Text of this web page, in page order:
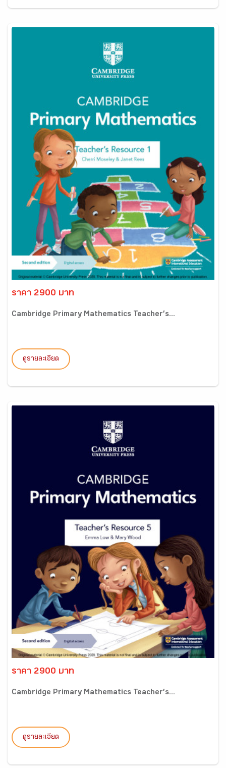
ราคา 2900 บาท
Cambridge Primary Mathematics Teacher’s...
ดูรายละเอียด
ราคา 2900 บาท
Cambridge Primary Mathematics Teacher’s...
ดูรายละเอียด